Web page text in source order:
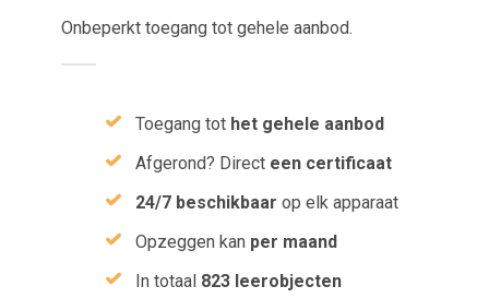
Onbeperkt toegang tot gehele aanbod.
Toegang tot het gehele aanbod
Afgerond? Direct een certificaat
24/7 beschikbaar op elk apparaat
Opzeggen kan per maand
In totaal 823 leerobjecten